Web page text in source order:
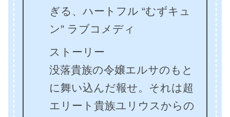
ぎる、ハートフル “むずキュ
ン” ラブコメディ
ストーリー
没落貴族の令嬢エルサのもと
に舞い込んだ報せ。それは超
エリート貴族ユリウスからの